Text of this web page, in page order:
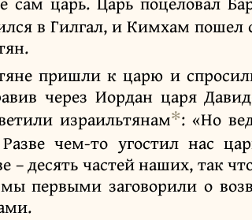
в Гилгал, и Кимхам
пришли к царю и
через Иордан царя
израильтянам✻: «Но
чем-то угостил нас
– десять частей наших, так
первыми заговорили о